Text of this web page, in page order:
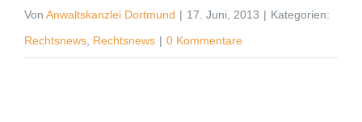
Von Anwaltskanzlei Dortmund | 17. Juni, 2013 | Kategorien:
Rechtsnews Rechtsnews | 0 Kommentare